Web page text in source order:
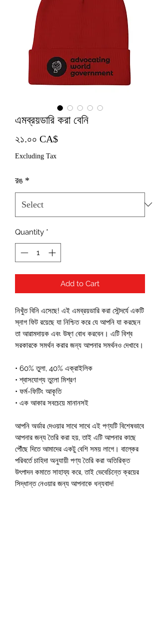
এমব্রয়ডারি করা বেনি
২১.০০ CA$Price
Excluding Tax
রঙ *
Quantity *
Add to Cart
নিখুঁত বিনি এসেছে! এই এমব্রয়ডারি করা সৌন্দর্যে একটি
স্নাগ ফিট রয়েছে যা নিশ্চিত করে যে আপনি যা করছেন
তা আরামদায়ক এবং উষ্ণ বোধ করবেন। এটি বিশ্ব
সরকারকে সমর্থন করার জন্য আপনার সমর্থনও দেখাবে।
• 60% তুলা, 40% এক্রাইলিক
• শ্বাসযোগ্য তুলো মিশ্রণ
• ফর্ম-ফিটিং আকৃতি
• এক আকার সবচেয়ে মানানসই
আপনি অর্ডার দেওয়ার সাথে সাথে এই পণ্যটি বিশেষভাবে
আপনার জন্য তৈরি করা হয়, তাই এটি আপনার কাছে
পৌঁছে দিতে আমাদের একটু বেশি সময় লাগে। বাল্কের
পরিবর্তে চাহিদা অনুযায়ী পণ্য তৈরি করা অতিরিক্ত
উৎপাদন কমাতে সাহায্য করে, তাই ভেবেচিন্তে ক্রয়ের
সিদ্ধান্ত নেওয়ার জন্য আপনাকে ধন্যবাদ!